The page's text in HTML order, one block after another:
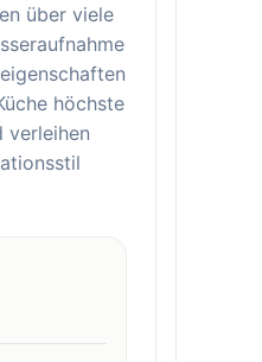
über viele
höchste
verleihen